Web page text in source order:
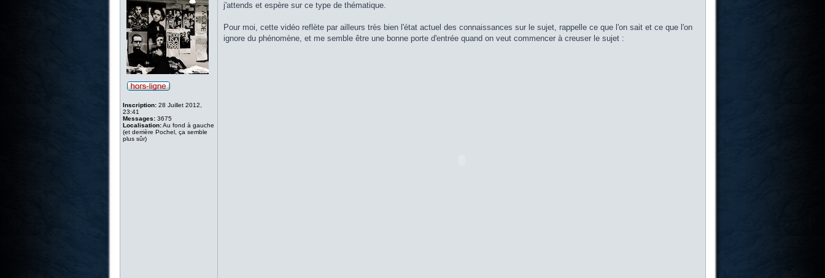
Inscription:28 Juillet 2012,
23:41
Messages:3675
Localisation:Au fond à gauche
(et derrière Pochel, ça semble
plus sûr)
j'attends et espère sur ce type de thématique.
Pour moi, cette vidéo reflète par ailleurs très bien l'état actuel des connaissances sur le sujet, rappelle ce que l'on sait et ce que l'on
ignore du phénomène, et me semble être une bonne porte d'entrée quand on veut commencer à creuser le sujet :